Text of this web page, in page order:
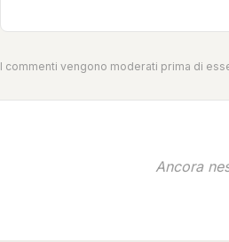
I commenti vengono moderati prima di
Ancora